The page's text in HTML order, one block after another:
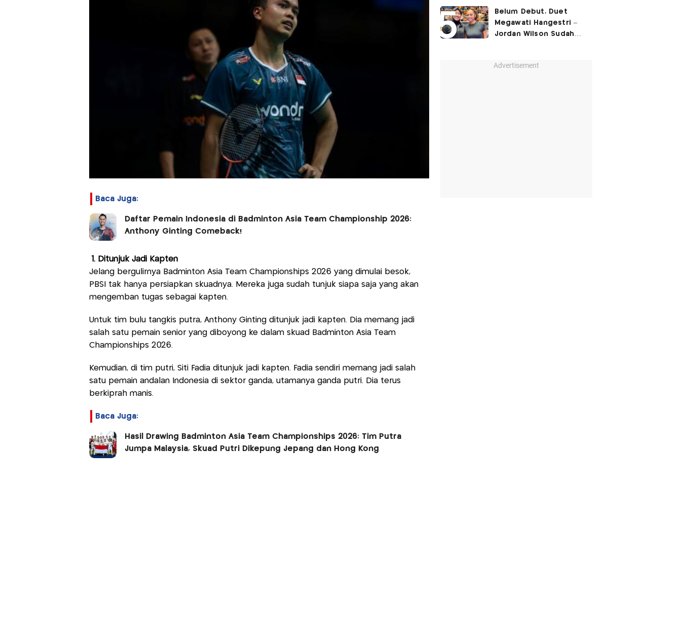
Baca Juga:
Daftar Pemain Indonesia di Badminton Asia Team Championship 2026:
Anthony Ginting Comeback!
1. Ditunjuk Jadi Kapten
Jelang bergulirnya Badminton Asia Team Championships 2026 yang dimulai besok,
PBSI tak hanya persiapkan skuadnya. Mereka juga sudah tunjuk siapa saja yang akan
mengemban tugas sebagai kapten.
Untuk tim bulu tangkis putra, Anthony Ginting ditunjuk jadi kapten. Dia memang jadi
salah satu pemain senior yang diboyong ke dalam skuad Badminton Asia Team
Championships 2026.
Kemudian, di tim putri, Siti Fadia ditunjuk jadi kapten. Fadia sendiri memang jadi salah
satu pemain andalan Indonesia di sektor ganda, utamanya ganda putri. Dia terus
berkiprah manis.
Baca Juga:
Hasil Drawing Badminton Asia Team Championships 2026: Tim Putra
Jumpa Malaysia, Skuad Putri Dikepung Jepang dan Hong Kong
Campuran
Belum Debut, Duet
Megawati Hangestri –
Jordan Wilson Sudah
Advertisement